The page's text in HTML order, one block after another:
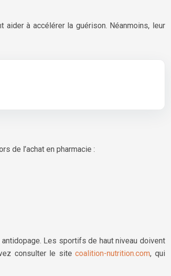
à accélérer la guérison. Néanmoins, leur
de l’achat en pharmacie :
Les sportifs de haut niveau doivent
consulter le sitecoalition-nutrition.com, qui